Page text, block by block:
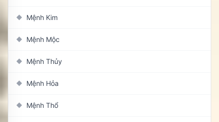
◆ Mệnh Kim
◆ Mệnh Mộc
◆ Mệnh Thủy
◆ Mệnh Hỏa
◆ Mệnh Thổ